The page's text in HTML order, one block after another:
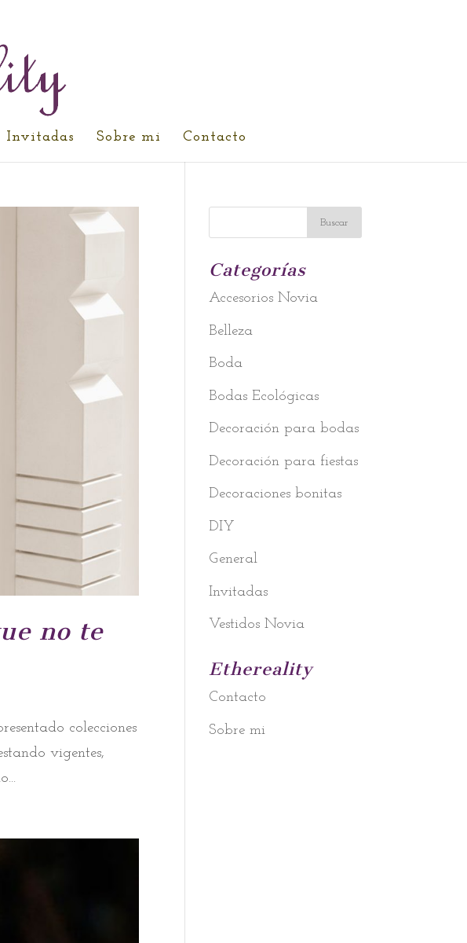
Invitadas Sobre mi Contacto
no te
colecciones
vigentes,
Categorías
Accesorios Novia
Belleza
Boda
Bodas Ecológicas
Decoración para bodas
Decoración para fiestas
Decoraciones bonitas
DIY
General
Invitadas
Vestidos Novia
Ethereality
Contacto
Sobre mi